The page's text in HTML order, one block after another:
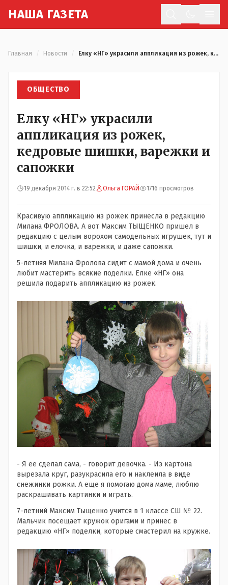
НАША ГАЗЕТА
Главная Новости Елку «НГ» украсили аппликация из рожек, кедровые шишки, варежки и сапожки
ОБЩЕСТВО
Елку «НГ» украсили
аппликация из рожек,
кедровые шишки, варежки и
сапожки
19 декабря 2014 г. в 22:52 Ольга ГОРАЙ 1716 просмотров
Красивую аппликацию из рожек принесла в редакцию
Милана ФРОЛОВА. А вот Максим ТЫЩЕНКО пришел в
редакцию с целым ворохом самодельных игрушек, тут и
шишки, и елочка, и варежки, и даже сапожки.
5-летняя Милана Фролова сидит с мамой дома и очень
любит мастерить всякие поделки. Елке «НГ» она
решила подарить аппликацию из рожек.
- Я ее сделал сама, - говорит девочка. - Из картона
вырезала круг, разукрасила его и наклеила в виде
снежинки рожки. А еще я помогаю дома маме, люблю
раскрашивать картинки и играть.
7-летний Максим Тыщенко учится в 1 классе СШ № 22.
Мальчик посещает кружок оригами и принес в
редакцию «НГ» поделки, которые смастерил на кружке.